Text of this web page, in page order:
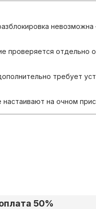
проверяется отдельно
требует
на очном
50%